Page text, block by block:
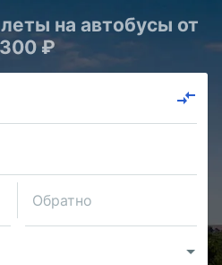
на автобусы от
₽
Обратно